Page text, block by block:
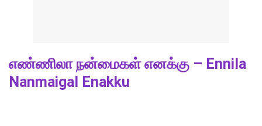
எண்ணிலா நன்மைகள் எனக்கு – Ennila
Nanmaigal Enakku